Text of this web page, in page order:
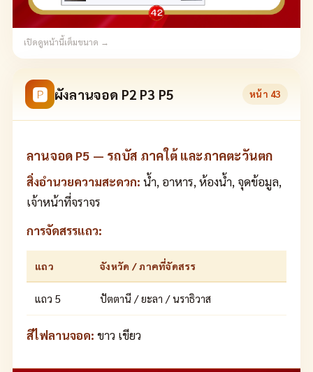
เปิดดูหน้านี้เต็มขนาด →
🅿 ผังลานจอด P2 P3 P5 หน้า 43
ลานจอด P5 — รถบัส ภาคใต้ และภาคตะวันตก
สิ่งอำนวยความสะดวก: น้ำ, อาหาร, ห้องน้ำ, จุดข้อมูล,
เจ้าหน้าที่จราจร
การจัดสรรแถว:
แถว จังหวัด / ภาคที่จัดสรร
แถว 5 ปัตตานี / ยะลา / นราธิวาส
สีไฟลานจอด: ขาว เขียว